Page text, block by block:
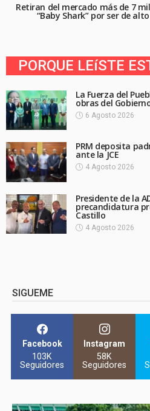
Retiran del mercado más de 7
“Baby Shark” por ser de
PORQUE LEíSTE
La Fuerza del
obras del
6 Agosto 2026
PRM deposita
ante la JCE
4 Agosto 2026
Presidente de la
precandidatura
Castillo
4 Agosto 2026
SIGUEME
Facebook
103K
Seguidores
Instagram
58K
Seguidores